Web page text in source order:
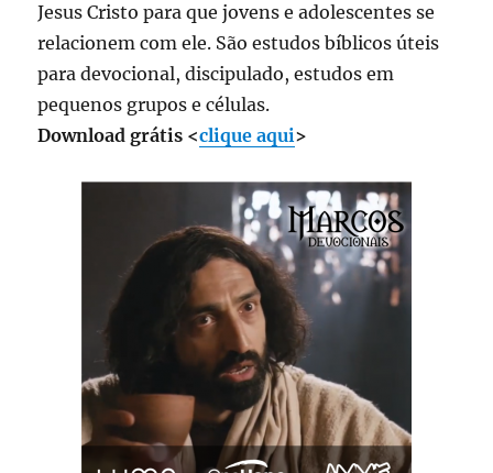
Jesus Cristo para que jovens e adolescentes se
relacionem com ele. São estudos bíblicos úteis
para devocional, discipulado, estudos em
pequenos grupos e células.
Download grátis <clique aqui>